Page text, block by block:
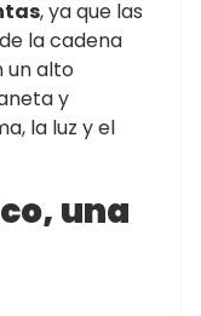
, ya que las
la cadena
un alto
y
la luz y el
una